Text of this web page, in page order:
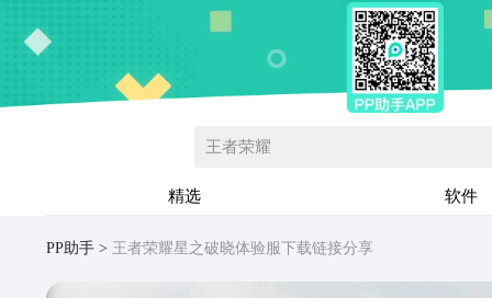
王者荣耀
精选 软件
PP助手 王者荣耀星之破晓体验服下载链接分享